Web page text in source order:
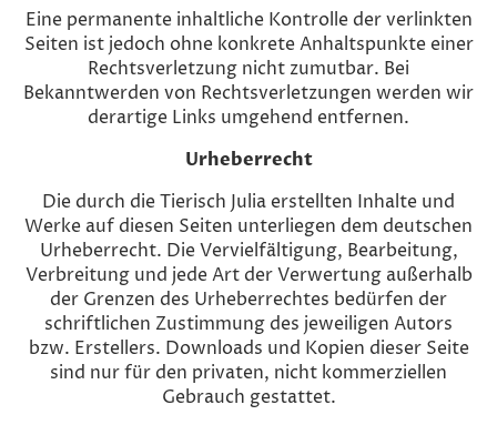
Eine permanente inhaltliche Kontrolle der verlinkten
Seiten ist jedoch ohne konkrete Anhaltspunkte einer
Rechtsverletzung nicht zumutbar. Bei
Bekanntwerden von Rechtsverletzungen werden wir
derartige Links umgehend entfernen.
Urheberrecht
Die durch die Tierisch Julia erstellten Inhalte und
Werke auf diesen Seiten unterliegen dem deutschen
Urheberrecht. Die Vervielfältigung, Bearbeitung,
Verbreitung und jede Art der Verwertung außerhalb
der Grenzen des Urheberrechtes bedürfen der
schriftlichen Zustimmung des jeweiligen Autors
bzw. Erstellers. Downloads und Kopien dieser Seite
sind nur für den privaten, nicht kommerziellen
Gebrauch gestattet.